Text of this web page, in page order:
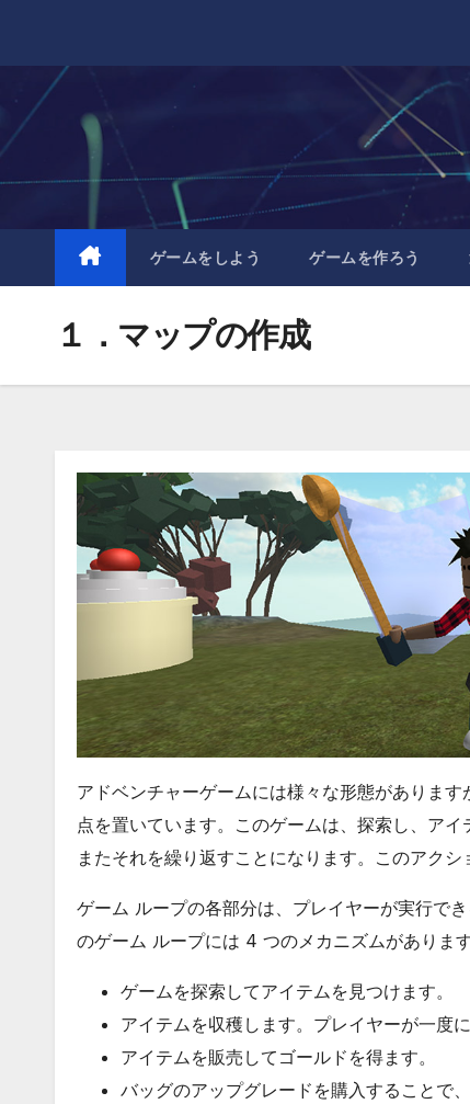
content
ゲームをしよう ゲームを作ろう
１．マップの作成
アドベンチャーゲームには様々な形態がありま
点を置いています。このゲームは、探索し、ア
またそれを繰り返すことになります。このアク
ゲーム ループの各部分は、プレイヤーが実行で
のゲーム ループには 4 つのメカニズムがあります
ゲームを探索してアイテムを見つけます。
アイテムを収穫します。プレイヤーが一度
アイテムを販売してゴールドを得ます。
バッグのアップグレードを購入することで